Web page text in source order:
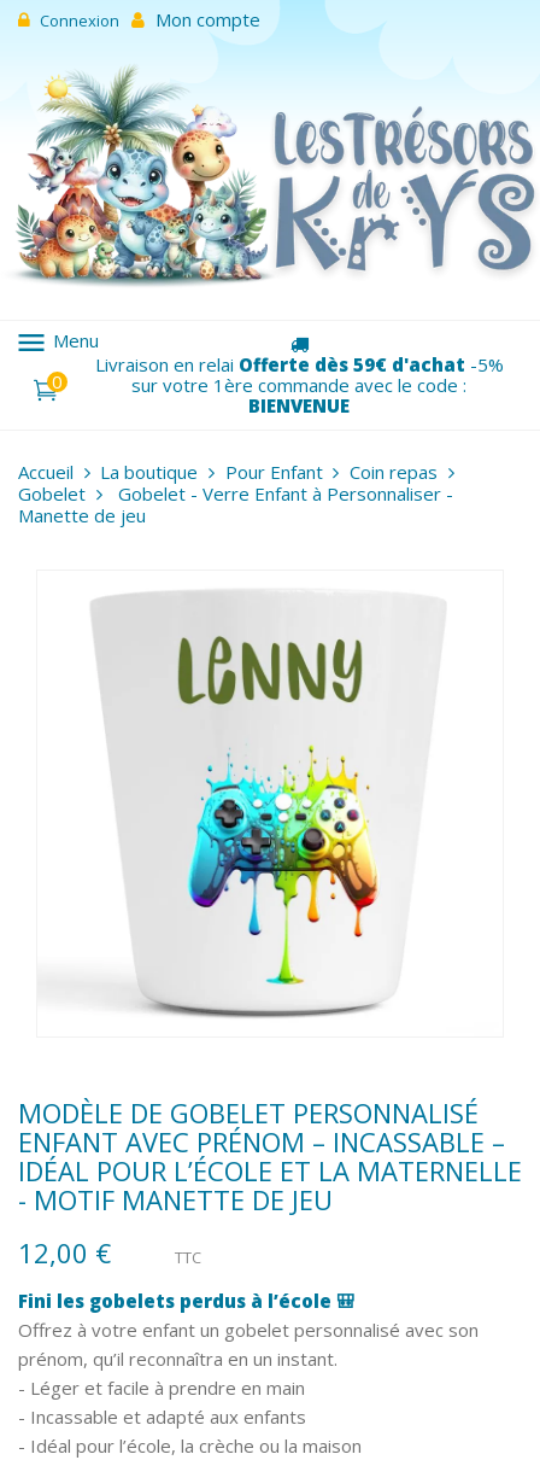
Connexion Mon compte
menu Menu
0
Livraison en relai Offerte dès 59€ d'achat -5%
sur votre 1ère commande avec le code :
BIENVENUE
Accueil La boutique Pour Enfant
Coin repas
Gobelet
Gobelet - Verre Enfant à Personnaliser -
Manette de jeu
MODÈLE DE GOBELET PERSONNALISÉ
ENFANT AVEC PRÉNOM – INCASSABLE –
IDÉAL POUR L’ÉCOLE ET LA MATERNELLE
- MOTIF MANETTE DE JEU
12,00 €
TTC
Fini les gobelets perdus à l’école 🎒
Offrez à votre enfant un gobelet personnalisé avec son
prénom, qu’il reconnaîtra en un instant.
- Léger et facile à prendre en main
- Incassable et adapté aux enfants
- Idéal pour l’école, la crèche ou la maison